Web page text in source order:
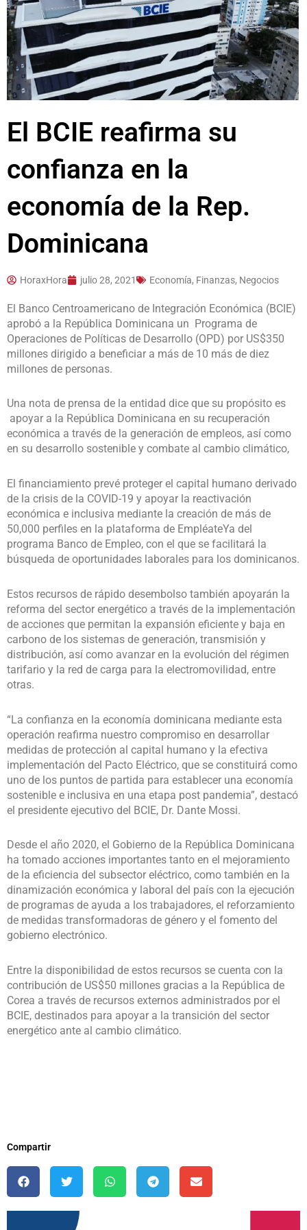
El BCIE reafirma su
confianza en la
economía de la Rep.
Dominicana
HoraxHora julio 28, 2021 Economía, Finanzas, Negocios
El Banco Centroamericano de Integración Económica (BCIE)
aprobó a la República Dominicana un Programa de
Operaciones de Políticas de Desarrollo (OPD) por US$350
millones dirigido a beneficiar a más de 10 más de diez
millones de personas.
Una nota de prensa de la entidad dice que su propósito es
apoyar a la República Dominicana en su recuperación
económica a través de la generación de empleos, así como
en su desarrollo sostenible y combate al cambio climático,
El financiamiento prevé proteger el capital humano derivado
de la crisis de la COVID-19 y apoyar la reactivación
económica e inclusiva mediante la creación de más de
50,000 perfiles en la plataforma de EmpléateYa del
programa Banco de Empleo, con el que se facilitará la
búsqueda de oportunidades laborales para los dominicanos.
Estos recursos de rápido desembolso también apoyarán la
reforma del sector energético a través de la implementación
de acciones que permitan la expansión eficiente y baja en
carbono de los sistemas de generación, transmisión y
distribución, así como avanzar en la evolución del régimen
tarifario y la red de carga para la electromovilidad, entre
otras.
“La confianza en la economía dominicana mediante esta
operación reafirma nuestro compromiso en desarrollar
medidas de protección al capital humano y la efectiva
implementación del Pacto Eléctrico, que se constituirá como
uno de los puntos de partida para establecer una economía
sostenible e inclusiva en una etapa post pandemia”, destacó
el presidente ejecutivo del BCIE, Dr. Dante Mossi.
Desde el año 2020, el Gobierno de la República Dominicana
ha tomado acciones importantes tanto en el mejoramiento
de la eficiencia del subsector eléctrico, como también en la
dinamización económica y laboral del país con la ejecución
de programas de ayuda a los trabajadores, el reforzamiento
de medidas transformadoras de género y el fomento del
gobierno electrónico.
Entre la disponibilidad de estos recursos se cuenta con la
contribución de US$50 millones gracias a la República de
Corea a través de recursos externos administrados por el
BCIE, destinados para apoyar a la transición del sector
energético ante al cambio climático.
Compartir